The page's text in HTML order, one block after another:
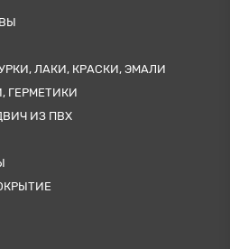
ЛАКИ, КРАСКИ, ЭМАЛИ
ГЕРМЕТИКИ
ИЗ ПВХ